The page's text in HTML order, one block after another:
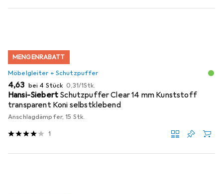
MENGENRABATT
Möbelgleiter + Schutzpuffer
EUR
4,63 bei 4 Stück EUR
0,31/1Stk.
Hansi-Siebert Schutzpuffer Clear 14 mm Kunststoff
transparent Koni selbstklebend
Anschlagdämpfer, 15 Stk.
1